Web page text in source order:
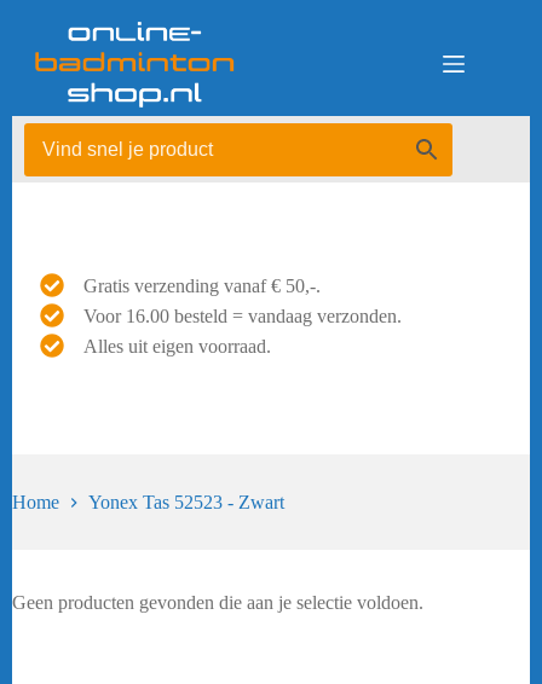
Gratis verzending vanaf € 50,-.
Voor 16.00 besteld = vandaag verzonden.
Alles uit eigen voorraad.
Home Yonex Tas 52523 - Zwart
Geen producten gevonden die aan je selectie voldoen.